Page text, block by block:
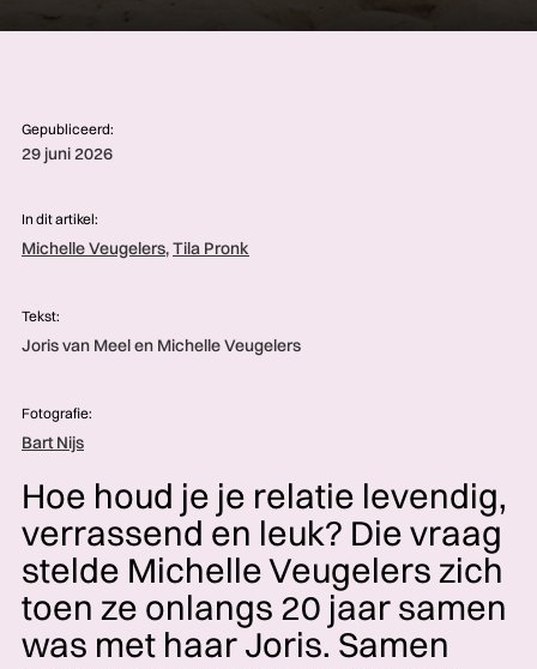
Gepubliceerd:
29 juni 2026
In dit artikel:
Michelle Veugelers,Tila Pronk
Tekst:
Joris van Meel en Michelle Veugelers
Fotografie:
Bart Nijs
Hoe houd je je relatie levendig,
verrassend en leuk? Die vraag
stelde Michelle Veugelers zich
toen ze onlangs 20 jaar samen
was met haar Joris. Samen